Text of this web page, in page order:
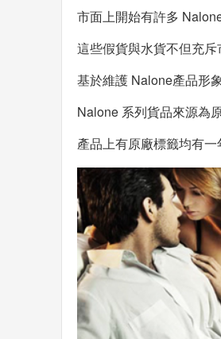
市面上開始有許多
這些假貨與水貨不但充斥
基於維護 Nalone產品形
Nalone 系列貨品來源為
產品上有原廠標籤均有一